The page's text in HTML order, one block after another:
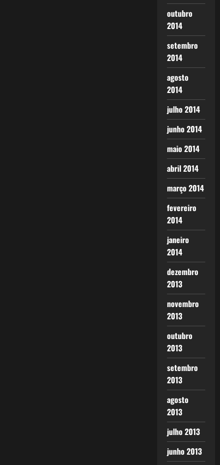
outubro
2014
setembro
2014
agosto
2014
julho 2014
junho 2014
maio 2014
abril 2014
março 2014
fevereiro
2014
janeiro
2014
dezembro
2013
novembro
2013
outubro
2013
setembro
2013
agosto
2013
julho 2013
junho 2013